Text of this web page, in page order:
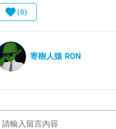
(0)
寄樹人猿 RON
請輸入留言內容